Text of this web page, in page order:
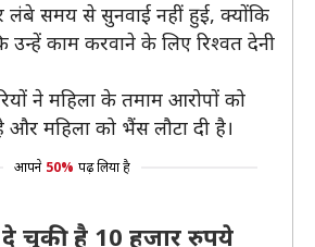
लंबे समय से सुनवाई नहीं हुई, क्योंकि
काम करवाने के लिए रिश्वत देनी
ने महिला के तमाम आरोपों को
और महिला को भैंस लौटा दी है।
आपने 50% पढ़ लिया है
चुकी है 10 हजार रुपये